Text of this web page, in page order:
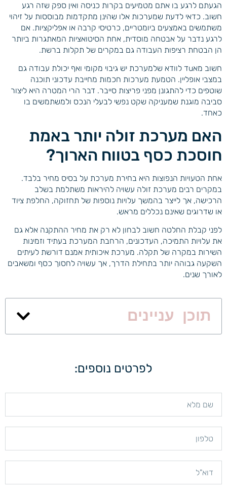
הגעתם לרגע בו אתם מטמיעים בקרות כניסה ואין ספק שזה רגע
חשוב. כדאי לדעת שמערכות אלו שהינן מתקדמות מבוססות על זיהוי
משתמשים באמצעים ביומטריים, כרטיסי קרבה או אפליקציות. אם
לרגע נדבר על אבטחה מוסדית, אחת הסיטואציות המאתגרות ביותר
הן הבטחת רציפות העבודה גם במקרים של תקלות ברשת.
חשוב מאuד לוודא שלמערכת יש גיבוי מקומי ואף יכולת עבודה גם
במצבי אופליין. הטמעת מערכות חכמות מחייבת עדכוני תוכנה
שוטפים כדי להתגונן מפני פריצות סייבר. דבר הרי המטרה היא ליצור
סביבה מוגנת שמעניקה שקט נפשי לבעלי הנכס ולמשתמשים בו
כאחד.
האם מערכת זולה יותר באמת
חוסכת כסף בטווח הארוך?
אחת הטעויות הנפוצות היא בחירת מערכת על בסיס מחיר בלבד.
במקרים רבים מערכת זולה עשויה להיראות משתלמת בשלב
הרכישה, אך לייצר בהמשך עלויות נוספות של תחזוקה, החלפת ציוד
או שדרוגים שאינם נכללים מראש.
לפני קבלת החלטה חשוב לבחון לא רק את מחיר ההתקנה אלא גם
את עלויות התמיכה, העדכונים, הרחבת המערכת בעתיד וזמינות
השירות במקרה של תקלה. מערכת איכותית אמנם דורשת לעיתים
השקעה גבוהה יותר בתחילת הדרך, אך עשויה לחסוך כסף ומשאבים
לאורך שנים.
תוכן עניינים
לפרטים נוספים: